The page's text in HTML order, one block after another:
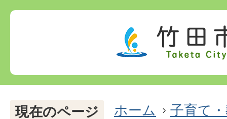
現在のページ ホーム 子育て